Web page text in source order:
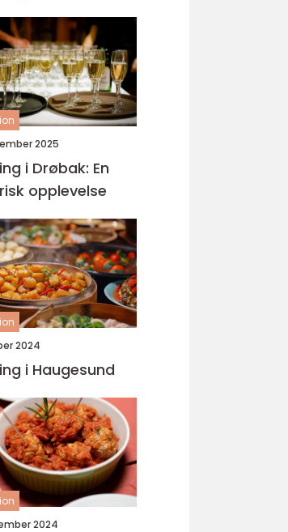
2025
i Drøbak: En
opplevelse
2024
i Haugesund
2024